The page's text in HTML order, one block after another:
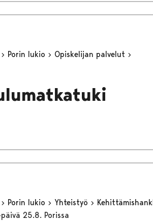
Porin lukio
Opiskelijan palvelut
Porin lukio Yhteistyö
25.8. Porissa